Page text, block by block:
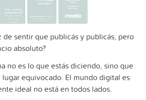
de sentir que publicás y publicás, pero
absoluto?
no es lo que estás diciendo, sino que
equivocado. El mundo digital es
ideal no está en todos lados.